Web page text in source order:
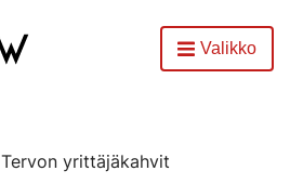
AvaaValikko
Tervon yrittäjäkahvit